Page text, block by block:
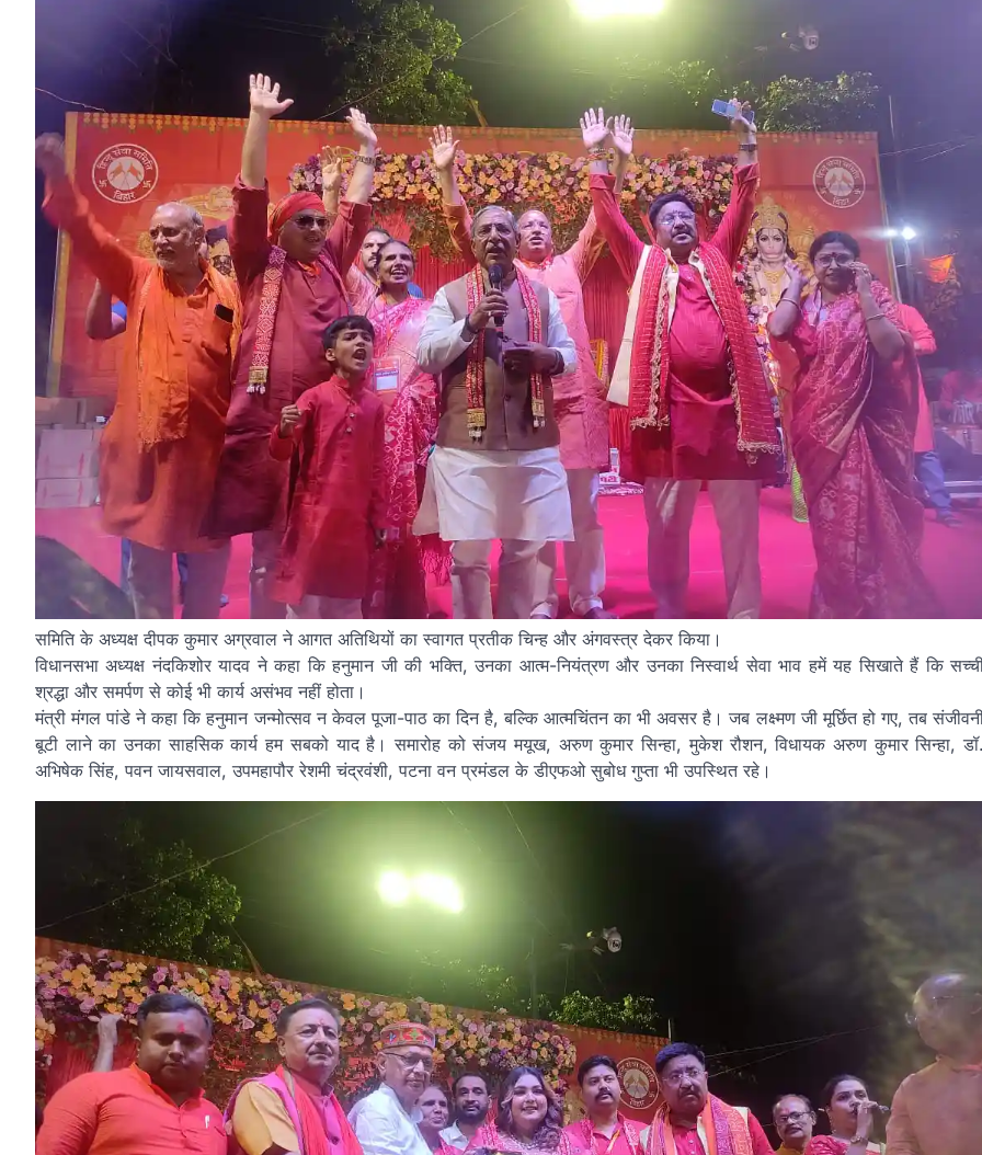
समिति के अध्यक्ष दीपक कुमार अग्रवाल ने आगत अतिथियों का स्वागत प्रतीक चिन्ह और अंगवस्त्र देकर किया।
विधानसभा अध्यक्ष नंदकिशोर यादव ने कहा कि हनुमान जी की भक्ति, उनका आत्म-नियंत्रण और उनका निस्वार्थ सेवा भाव हमें यह सिखाते हैं कि
श्रद्धा और समर्पण से कोई भी कार्य असंभव नहीं होता।
मंत्री मंगल पांडे ने कहा कि हनुमान जन्मोत्सव न केवल पूजा-पाठ का दिन है, बल्कि आत्मचिंतन का भी अवसर है। जब लक्ष्मण जी मूर्छित हो गए, तब
बूटी लाने का उनका साहसिक कार्य हम सबको याद है। समारोह को संजय मयूख, अरुण कुमार सिन्हा, मुकेश रौशन, विधायक अरुण कुमार सिन्हा,
अभिषेक सिंह, पवन जायसवाल, उपमहापौर रेशमी चंद्रवंशी, पटना वन प्रमंडल के डीएफओ सुबोध गुप्ता भी उपस्थित रहे।